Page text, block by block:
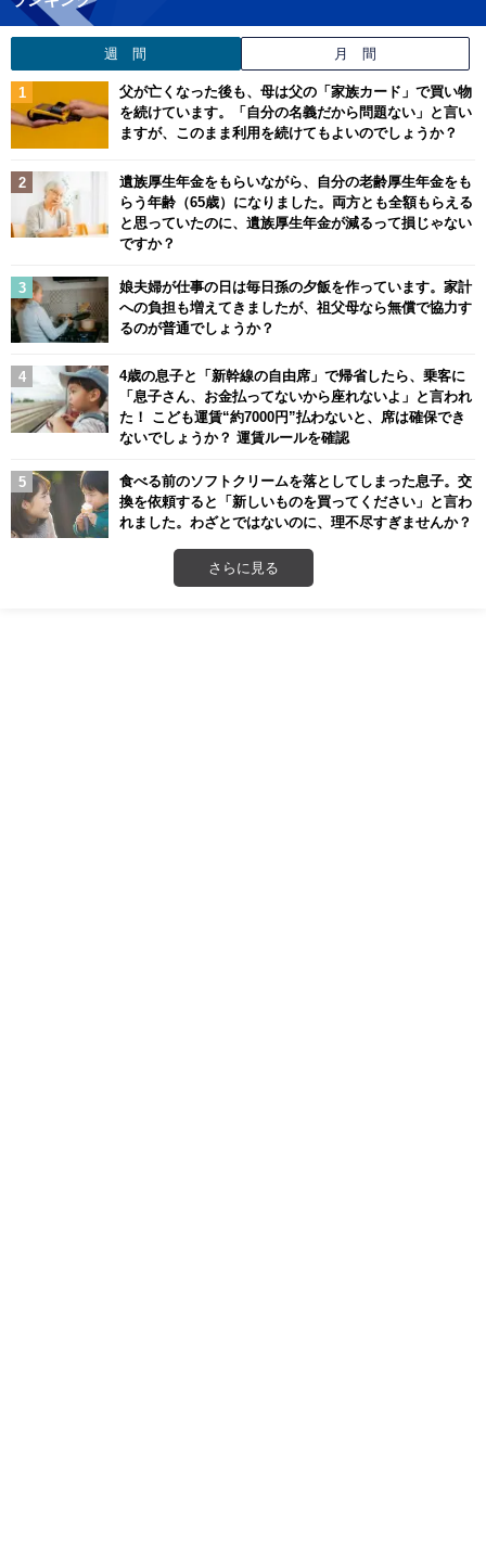
週 間 月 間
父が亡くなった後も、母は父の「家族カード」で買い物
を続けています。「自分の名義だから問題ない」と言い
ますが、このまま利用を続けてもよいのでしょうか？
遺族厚生年金をもらいながら、自分の老齢厚生年金をも
らう年齢（65歳）になりました。両方とも全額もらえる
と思っていたのに、遺族厚生年金が減るって損じゃない
ですか？
娘夫婦が仕事の日は毎日孫の夕飯を作っています。家計
への負担も増えてきましたが、祖父母なら無償で協力す
るのが普通でしょうか？
4歳の息子と「新幹線の自由席」で帰省したら、乗客に
「息子さん、お金払ってないから座れないよ」と言われ
た！ こども運賃“約7000円”払わないと、席は確保でき
ないでしょうか？ 運賃ルールを確認
食べる前のソフトクリームを落としてしまった息子。交
換を依頼すると「新しいものを買ってください」と言わ
れました。わざとではないのに、理不尽すぎませんか？
さらに見る